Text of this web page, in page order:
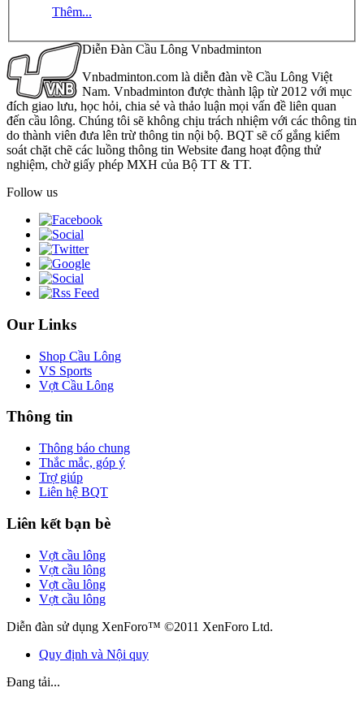
Thêm...
Diễn Đàn Cầu Lông Vnbadminton
Vnbadminton.com là diễn đàn về Cầu Lông Việt
Nam. Vnbadminton được thành lập từ 2012 với mục
đích giao lưu, học hỏi, chia sẻ và thảo luận mọi vấn đề liên quan
đến cầu lông. Chúng tôi sẽ không chịu trách nhiệm với các thông tin
do thành viên đưa lên trừ thông tin nội bộ. BQT sẽ cố gắng kiểm
soát chặt chẽ các luồng thông tin Website đang hoạt động thử
nghiệm, chờ giấy phép MXH của Bộ TT & TT.
Follow us
Our Links
Shop Cầu Lông
VS Sports
Vợt Cầu Lông
Thông tin
Thông báo chung
Thắc mắc, góp ý
Trợ giúp
Liên hệ BQT
Liên kết bạn bè
Vợt cầu lông
Vợt cầu lông
Vợt cầu lông
Vợt cầu lông
Diễn đàn sử dụng XenForo™ ©2011 XenForo Ltd.
Quy định và Nội quy
Đang tải...